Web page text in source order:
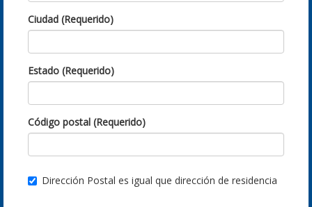
Ciudad (Requerido)
Estado (Requerido)
Código postal (Requerido)
Dirección Postal es igual que dirección de residencia